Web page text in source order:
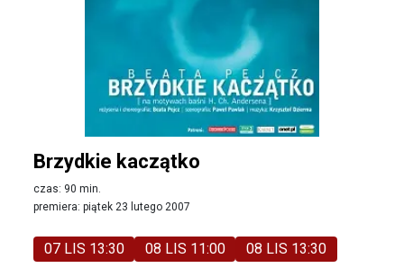
Brzydkie kaczątko
czas: 90 min.
premiera: piątek 23 lutego 2007
07 LIS 13:30 08 LIS 11:00 08 LIS 13:30